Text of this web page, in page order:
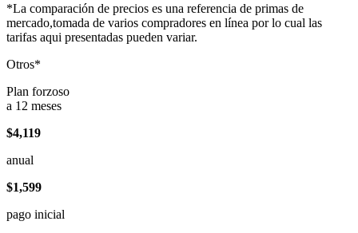
*La comparación de precios es una referencia de primas de
mercado,tomada de varios compradores en línea por lo cual las
tarifas aqui presentadas pueden variar.
Otros*
Plan forzoso
a 12 meses
$4,119
anual
$1,599
pago inicial